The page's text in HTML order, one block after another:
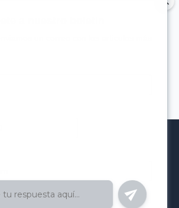
un correo con los artículos más